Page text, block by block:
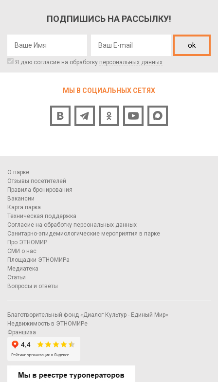
ПОДПИШИСЬ НА РАССЫЛКУ!
ok
Я даю согласие на обработку персональных данных
МЫ В СОЦИАЛЬНЫХ СЕТЯХ
О парке
Отзывы посетителей
Правила бронирования
Вакансии
Карта парка
Техническая поддержка
Согласие на обработку персональных данных
Санитарно-эпидемиологические мероприятия в парке
Про ЭТНОМИР
СМИ о нас
Площадки ЭТНОМИРа
Медиатека
Статьи
Вопросы и ответы
Благотворительный фонд «Диалог Культур - Единый Мир»
Недвижимость в ЭТНОМИРе
Франшиза